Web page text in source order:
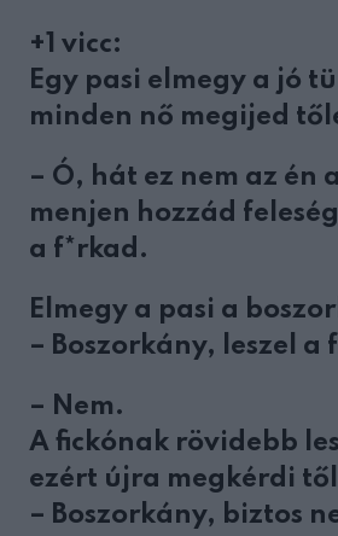
+1 vicc:
Egy pasi elmegy a jó
minden nő megijed
– Ó, hát ez nem az én
menjen hozzád
a f*rkad.
Elmegy a pasi a
– Boszorkány, leszel a
– Nem.
A fickónak rövidebb
ezért újra megkérdi
– Boszorkány, biztos